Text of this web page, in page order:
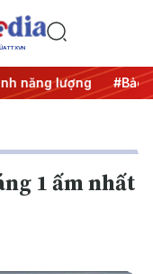
TTXVN
năng lượng #Bảo
1 ấm nhất